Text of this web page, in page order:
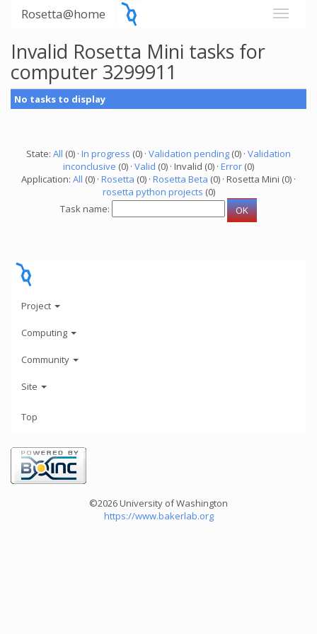
Rosetta@home
Invalid Rosetta Mini tasks for
computer 3299911
No tasks to display
State: All (0) · In progress (0) · Validation pending (0) · Validation
inconclusive (0) · Valid (0) · Invalid (0) · Error (0)
Application: All (0) · Rosetta (0) · Rosetta Beta (0) · Rosetta Mini (0) ·
rosetta python projects (0)
Task name:
Project
Computing
Community
Site
Top
©2026 University of Washington
https://www.bakerlab.org